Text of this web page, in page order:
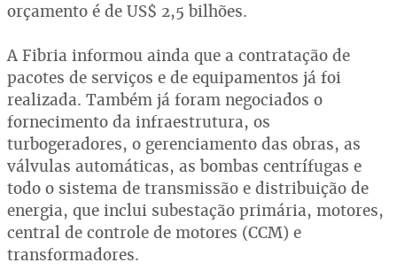
orçamento é de US$ 2,5 bilhões.
A Fibria informou ainda que a contratação de
pacotes de serviços e de equipamentos já foi
realizada. Também já foram negociados o
fornecimento da infraestrutura, os
turbogeradores, o gerenciamento das obras, as
válvulas automáticas, as bombas centrífugas e
todo o sistema de transmissão e distribuição de
energia, que inclui subestação primária, motores,
central de controle de motores (CCM) e
transformadores.